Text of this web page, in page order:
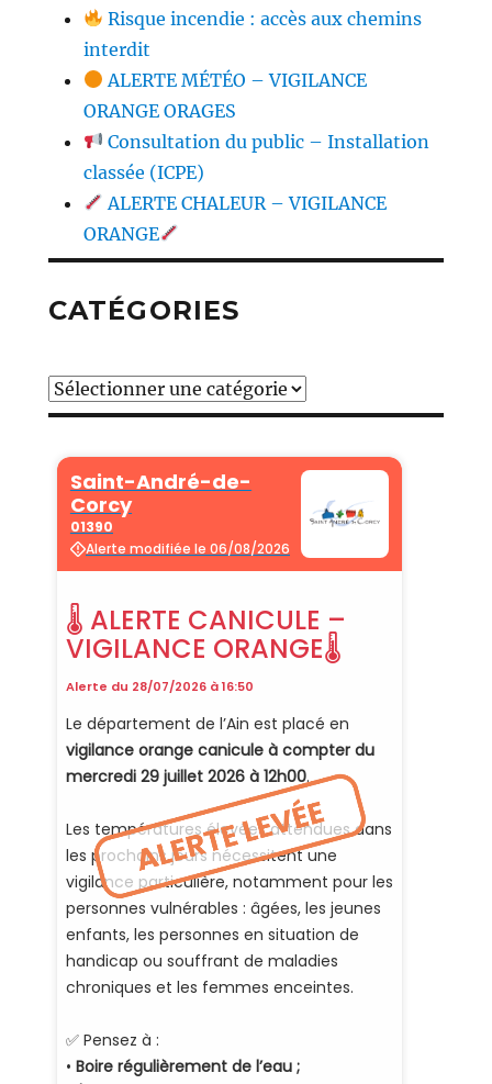
Risque incendie : accès aux chemins
interdit
ALERTE MÉTÉO – VIGILANCE
ORANGE ORAGES
Consultation du public – Installation
classée (ICPE)
ALERTE CHALEUR – VIGILANCE
ORANGE
CATÉGORIES
Catégories